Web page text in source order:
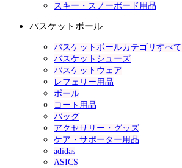
スキー・スノーボード用品
バスケットボール
バスケットボールカテゴリすべて
バスケットシューズ
バスケットウェア
レフェリー用品
ボール
コート用品
バッグ
アクセサリー・グッズ
ケア・サポーター用品
adidas
ASICS